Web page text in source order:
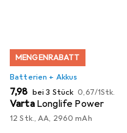
MENGENRABATT
Batterien + Akkus
EUR
7,98 bei 3 Stück EUR
0,67/1Stk.
Varta Longlife Power
12 Stk., AA, 2960 mAh